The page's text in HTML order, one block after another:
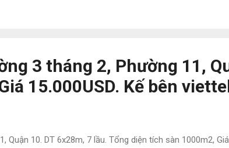
3 tháng 2, Phường 11,
15.000USD. Kế bên
10. DT 6x28m, 7 lầu. Tổng diện tích sàn 1000m2,